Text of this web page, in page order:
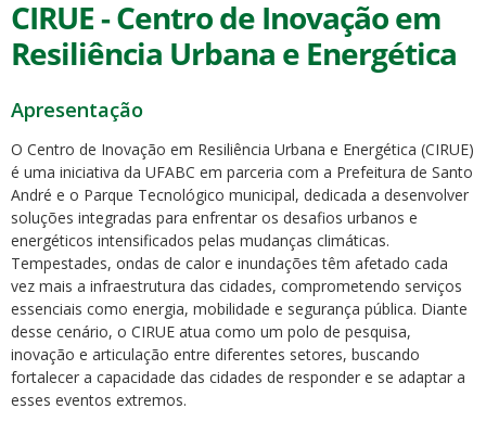
CIRUE - Centro de Inovação em
Resiliência Urbana e Energética
Apresentação
O Centro de Inovação em Resiliência Urbana e Energética (CIRUE)
é uma iniciativa da UFABC em parceria com a Prefeitura de Santo
André e o Parque Tecnológico municipal, dedicada a desenvolver
soluções integradas para enfrentar os desafios urbanos e
energéticos intensificados pelas mudanças climáticas.
Tempestades, ondas de calor e inundações têm afetado cada
vez mais a infraestrutura das cidades, comprometendo serviços
essenciais como energia, mobilidade e segurança pública. Diante
desse cenário, o CIRUE atua como um polo de pesquisa,
inovação e articulação entre diferentes setores, buscando
fortalecer a capacidade das cidades de responder e se adaptar a
esses eventos extremos.